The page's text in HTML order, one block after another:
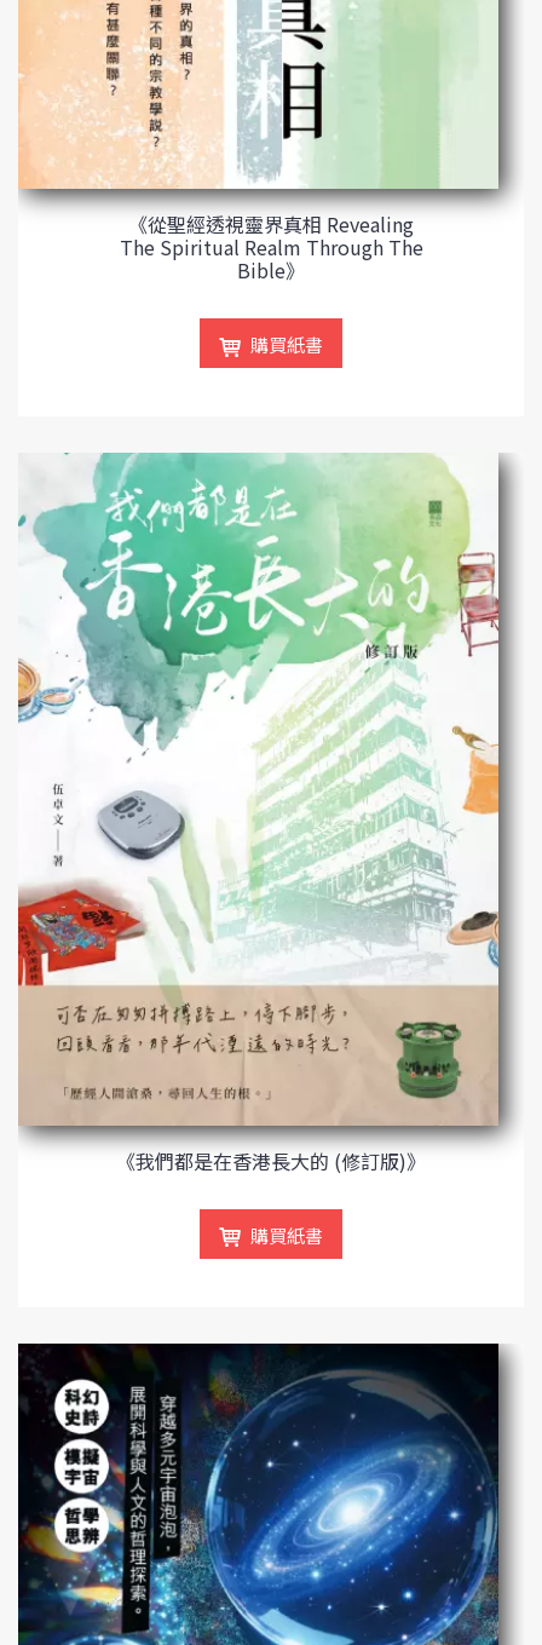
《從聖經透視靈界真相 Revealing
The Spiritual Realm Through The
Bible》
購買紙書
《我們都是在香港長大的 (修訂版)》
購買紙書